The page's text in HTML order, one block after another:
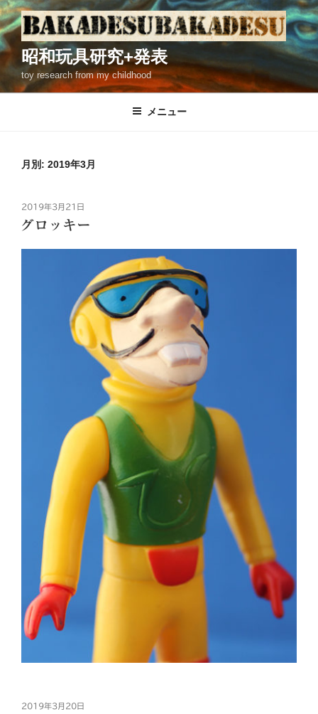
コ
ン
テ
ン
ツ
へ
昭和玩具研究+発表
toy research from my childhood
メニュー
月別: 2019年3月
投
稿
日:
2019年3月21日
グロッキー
投
2019年3月20日